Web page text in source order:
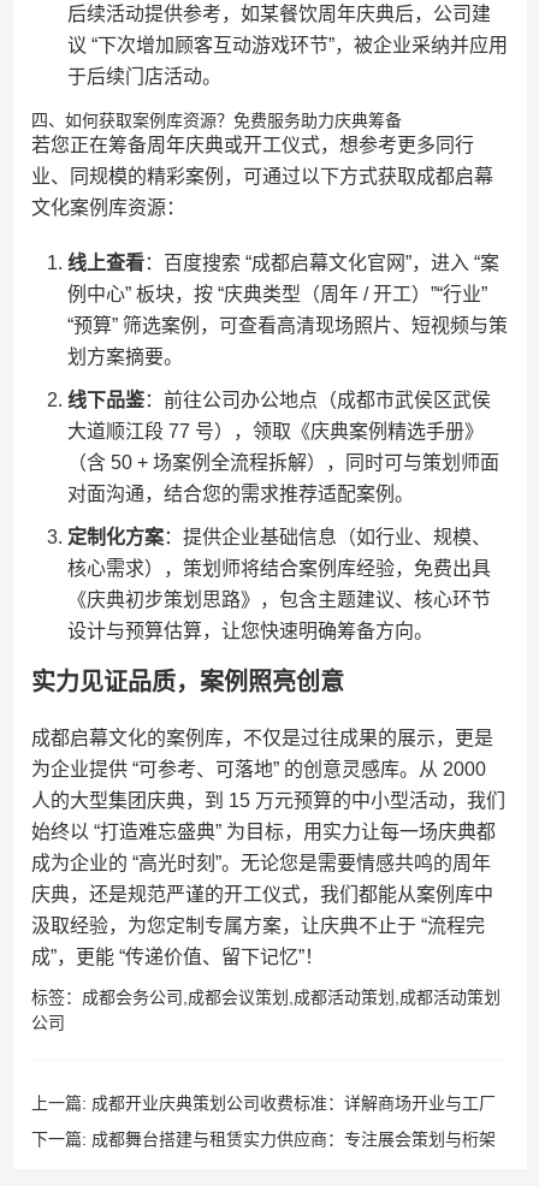
后续活动提供参考，如某餐饮周年庆典后，公司建
议 “下次增加顾客互动游戏环节”，被企业采纳并应用
于后续门店活动。
四、如何获取案例库资源？免费服务助力庆典筹备
若您正在筹备周年庆典或开工仪式，想参考更多同行
业、同规模的精彩案例，可通过以下方式获取成都启幕
文化案例库资源：
线上查看：百度搜索 “成都启幕文化官网”，进入 “案
例中心” 板块，按 “庆典类型（周年 / 开工）”“行业”
“预算” 筛选案例，可查看高清现场照片、短视频与策
划方案摘要。
线下品鉴：前往公司办公地点（成都市武侯区武侯
大道顺江段 77 号），领取《庆典案例精选手册》
（含 50 + 场案例全流程拆解），同时可与策划师面
对面沟通，结合您的需求推荐适配案例。
定制化方案：提供企业基础信息（如行业、规模、
核心需求），策划师将结合案例库经验，免费出具
《庆典初步策划思路》，包含主题建议、核心环节
设计与预算估算，让您快速明确筹备方向。
实力见证品质，案例照亮创意
成都启幕文化的案例库，不仅是过往成果的展示，更是
为企业提供 “可参考、可落地” 的创意灵感库。从 2000
人的大型集团庆典，到 15 万元预算的中小型活动，我们
始终以 “打造难忘盛典” 为目标，用实力让每一场庆典都
成为企业的 “高光时刻”。无论您是需要情感共鸣的周年
庆典，还是规范严谨的开工仪式，我们都能从案例库中
汲取经验，为您定制专属方案，让庆典不止于 “流程完
成”，更能 “传递价值、留下记忆”！
标签： 成都会务公司 成都会议策划 成都活动策划 成都活动策划
公司
上一篇: 成都开业庆典策划公司收费标准：详解商场开业与工厂
开业策划流程 成都开业策划团队透明报价 拒绝隐形消费
下一篇: 成都舞台搭建与租赁实力供应商：专注展会策划与桁架